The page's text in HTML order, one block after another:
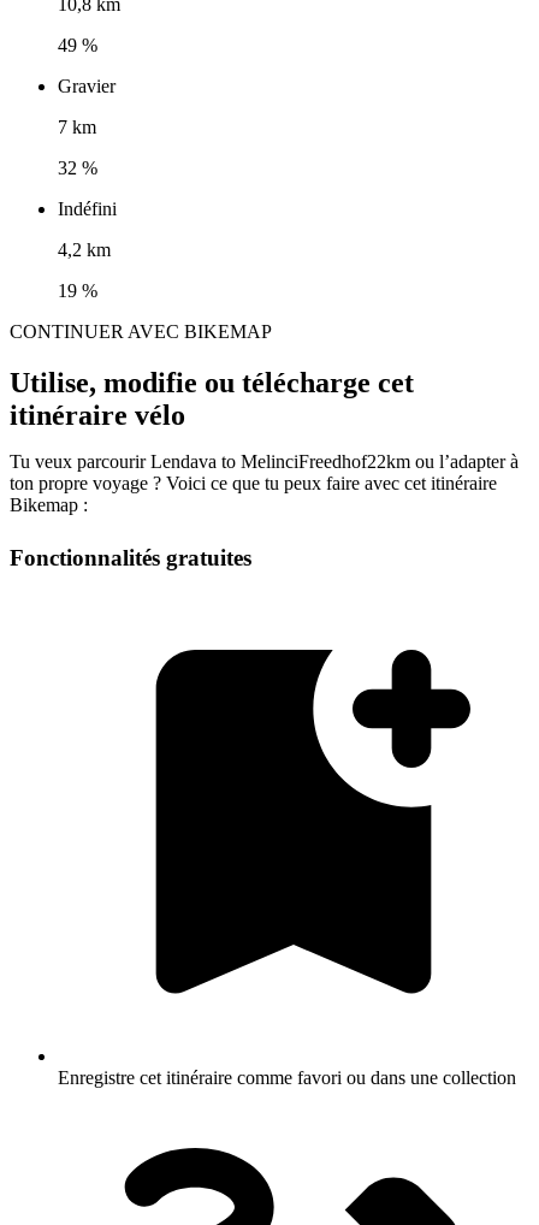
10,8 km
49 %
Gravier
7 km
32 %
Indéfini
4,2 km
19 %
CONTINUER AVEC BIKEMAP
Utilise, modifie ou télécharge cet
itinéraire vélo
Tu veux parcourir Lendava to MelinciFreedhof22km ou l’adapter à
ton propre voyage ? Voici ce que tu peux faire avec cet itinéraire
Bikemap :
Fonctionnalités gratuites
Enregistre cet itinéraire comme favori ou dans une collection